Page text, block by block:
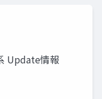
Update情報